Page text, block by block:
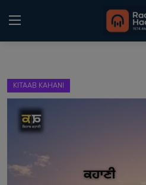
Home
Punjabi Podcast
Gallery
KITAAB KAHANI